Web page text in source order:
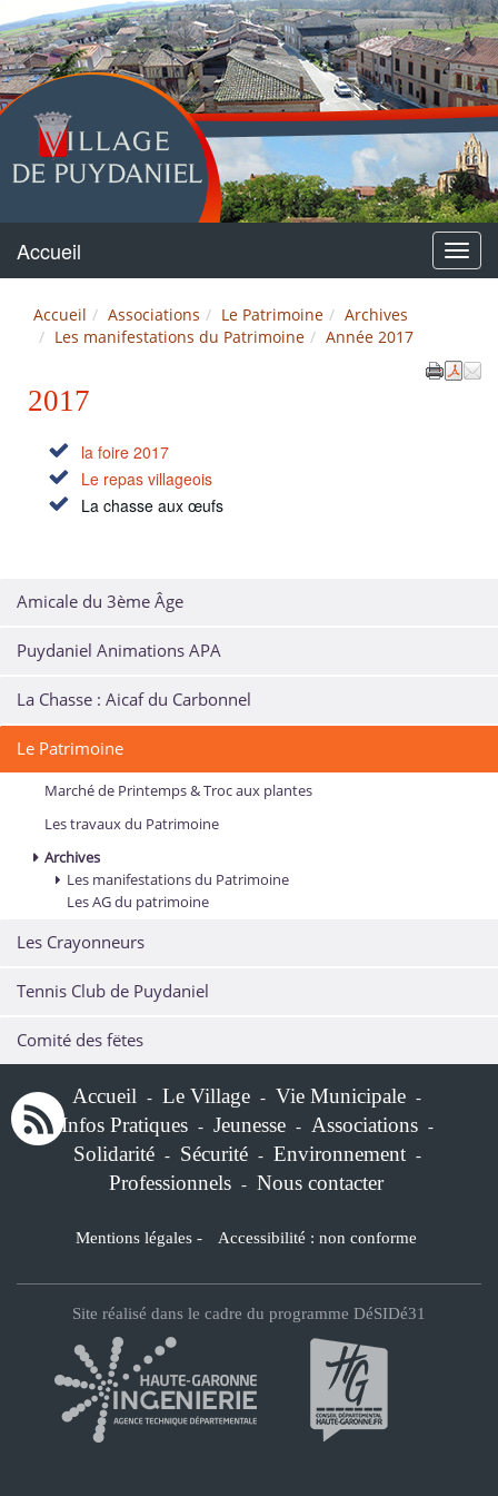
Puydaniel
Menu
Accueil
Accueil Associations Le Patrimoine
Archives
Les manifestations du Patrimoine
Année 2017
2017
la foire 2017
Le repas villageois
La chasse aux œufs
Amicale du 3ème Âge
Puydaniel Animations APA
La Chasse : Aicaf du Carbonnel
Le Patrimoine
Marché de Printemps & Troc aux plantes
Les travaux du Patrimoine
Archives
Les manifestations du Patrimoine
Les AG du patrimoine
Les Crayonneurs
Tennis Club de Puydaniel
Comité des fëtes
Accueil - Le Village - Vie Municipale -
Infos Pratiques - Jeunesse - Associations -
Solidarité - Sécurité - Environnement -
Professionnels - Nous contacter
Mentions légales - Accessibilité : non conforme
Site réalisé dans le cadre du programme DéSIDé31